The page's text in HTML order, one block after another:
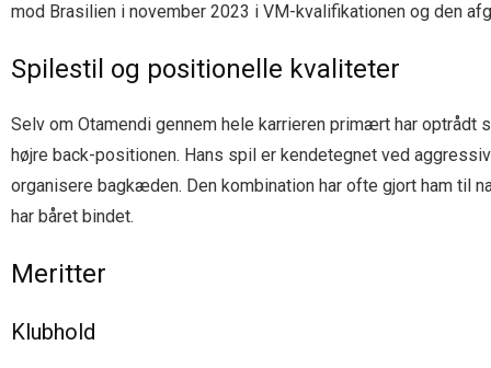
mod Brasilien i november 2023 i VM-kvalifikationen og den
Spilestil og positionelle kvaliteter
Selv om Otamendi gennem hele karrieren primært har
højre back-positionen. Hans spil er kendetegnet ved
organisere bagkæden. Den kombination har ofte gjort ham til
har båret bindet.
Meritter
Klubhold